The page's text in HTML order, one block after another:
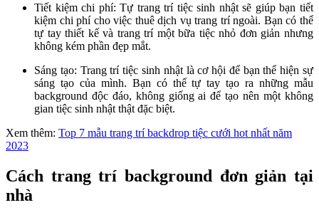
Tiết kiệm chi phí: Tự trang trí tiệc sinh nhật sẽ giúp bạn tiết
kiệm chi phí cho việc thuê dịch vụ trang trí ngoài. Bạn có thể
tự tay thiết kế và trang trí một bữa tiệc nhỏ đơn giản nhưng
không kém phần đẹp mắt.
Sáng tạo: Trang trí tiệc sinh nhật là cơ hội để bạn thể hiện sự
sáng tạo của mình. Bạn có thể tự tay tạo ra những mẫu
background độc đáo, không giống ai để tạo nên một không
gian tiệc sinh nhật thật đặc biệt.
Xem thêm: Top 7 mẫu trang trí backdrop tiệc cưới hot nhất năm
2023
Cách trang trí background đơn giản tại
nhà